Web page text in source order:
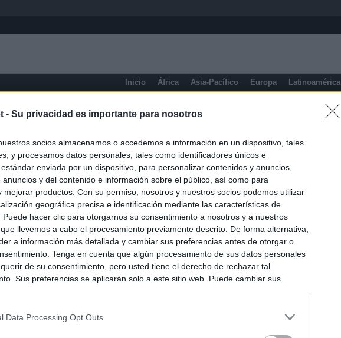
- Su privacidad es importante para nosotros
socios almacenamos o accedemos a información en un dispositivo, tales
y procesamos datos personales, tales como identificadores únicos e
enviada por un dispositivo, para personalizar contenidos y anuncios,
anuncios y del contenido e información sobre el público, así como para
mejorar productos. Con su permiso, nosotros y nuestros socios podemos utilizar
geográfica precisa e identificación mediante las características de
Puede hacer clic para otorgarnos su consentimiento a nosotros y a nuestros
llevemos a cabo el procesamiento previamente descrito. De forma alternativa,
a información más detallada y cambiar sus preferencias antes de otorgar o
Tenga en cuenta que algún procesamiento de sus datos personales
de su consentimiento, pero usted tiene el derecho de rechazar tal
Sus preferencias se aplicarán solo a este sitio web. Puede cambiar sus
Data Processing Opt Outs
Inicio África Asia-Pacífico Europa Latinoamérica